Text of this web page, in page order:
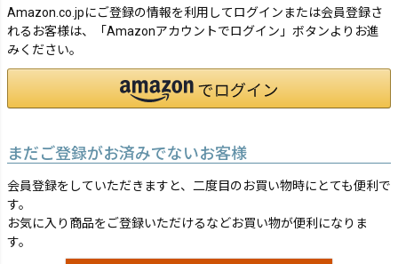
Amazon.co.jpにご登録の情報を利用してログインまたは会員登録さ
れるお客様は、「Amazonアカウントでログイン」ボタンよりお進
みください。
まだご登録がお済みでないお客様
会員登録をしていただきますと、二度目のお買い物時にとても便利で
す。
お気に入り商品をご登録いただけるなどお買い物が便利になりま
す。